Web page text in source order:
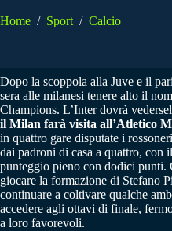
Home / Sport / Calcio
Dopo la scoppola alla Juve e il
sera alle milanesi tenere alto il
Champions. L’Inter dovrà
il Milan farà visita all’Atletico
in quattro gare disputate i
dai padroni di casa a quattro,
punteggio pieno con dodici punti.
giocare la formazione di Stefano
continuare a coltivare qualche
accedere agli ottavi di finale,
a loro favorevoli.